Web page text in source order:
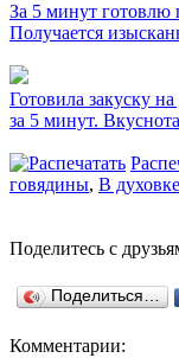
За 5 минут готовлю
Получается
Готовила закуску
за 5 минут.
говядины, В духовке
Поделитесь с
Поделиться…
Комментарии: